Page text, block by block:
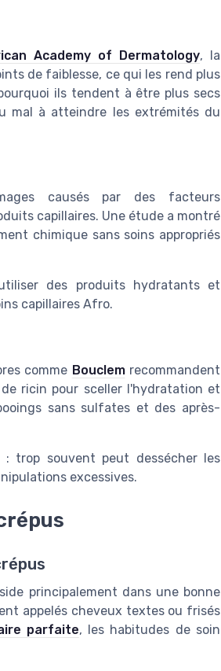
Academy of Dermatology, la
de faiblesse, ce qui les rend plus
ils tendent à être plus secs
mal à atteindre les extrémités du
causés par des facteurs
capillaires. Une étude a montré
chimique sans soins appropriés
des produits hydratants et
capillaires Afro.
comme Bouclemrecommandent
ricin pour sceller l'hydratation et
sans sulfates et des après-
trop souvent peut dessécher les
excessives.
principalement dans une bonne
appelés cheveux textes ou frisés
parfaite, les habitudes de soin